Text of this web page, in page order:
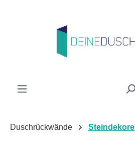
Duschrückwände Steindekore